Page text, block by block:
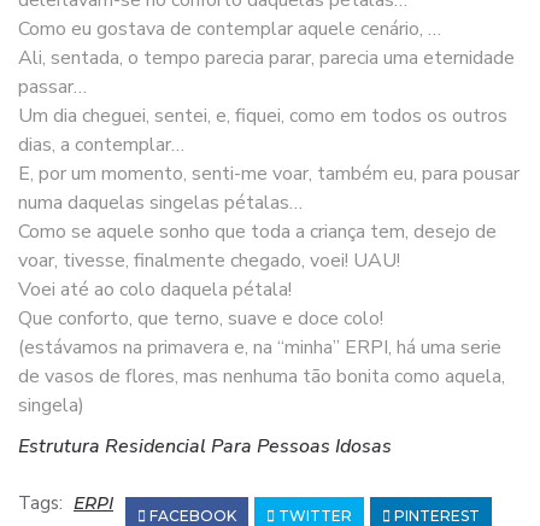
Como eu gostava de contemplar aquele cenário, …
Ali, sentada, o tempo parecia parar, parecia uma eternidade
passar…
Um dia cheguei, sentei, e, fiquei, como em todos os outros
dias, a contemplar…
E, por um momento, senti-me voar, também eu, para pousar
numa daquelas singelas pétalas…
Como se aquele sonho que toda a criança tem, desejo de
voar, tivesse, finalmente chegado, voei! UAU!
Voei até ao colo daquela pétala!
Que conforto, que terno, suave e doce colo!
(estávamos na primavera e, na “minha” ERPI, há uma serie
de vasos de flores, mas nenhuma tão bonita como aquela,
singela)
Estrutura Residencial Para Pessoas Idosas
Tags: ERPI
FACEBOOK TWITTER PINTEREST